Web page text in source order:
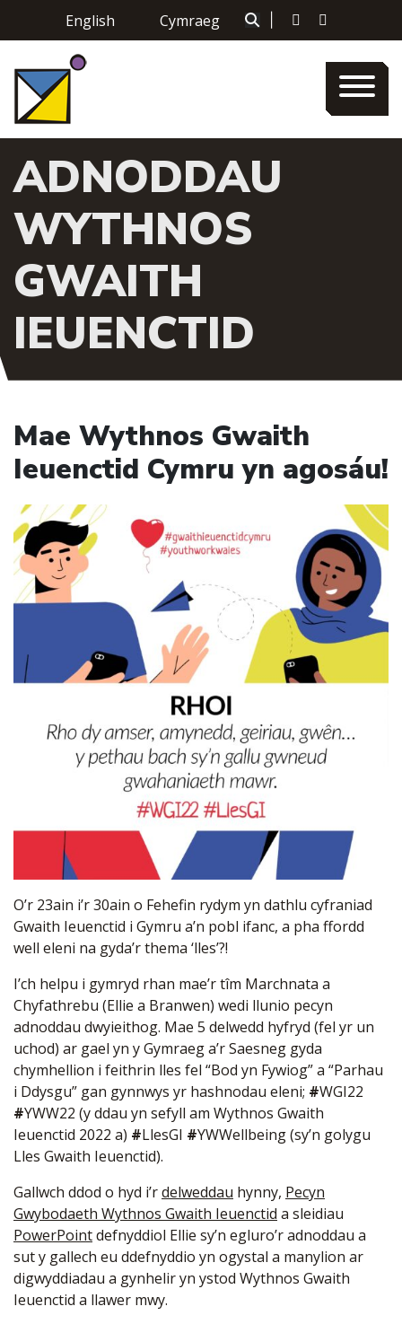
English Cymraeg
ADNODDAU
WYTHNOS
GWAITH
IEUENCTID
Mae Wythnos Gwaith
Ieuenctid Cymru yn agosáu!
O’r 23ain i’r 30ain o Fehefin rydym yn dathlu cyfraniad
Gwaith Ieuenctid i Gymru a’n pobl ifanc, a pha ffordd
well eleni na gyda’r thema ‘lles’?!
I’ch helpu i gymryd rhan mae’r tîm Marchnata a
Chyfathrebu (Ellie a Branwen) wedi llunio pecyn
adnoddau dwyieithog. Mae 5 delwedd hyfryd (fel yr un
uchod) ar gael yn y Gymraeg a’r Saesneg gyda
chymhellion i feithrin lles fel “Bod yn Fywiog” a “Parhau
i Ddysgu” gan gynnwys yr hashnodau eleni; #WGI22
#YWW22 (y ddau yn sefyll am Wythnos Gwaith
Ieuenctid 2022 a) #LlesGI #YWWellbeing (sy’n golygu
Lles Gwaith Ieuenctid).
Gallwch ddod o hyd i’rdelweddau hynny, Pecyn
Gwybodaeth Wythnos Gwaith Ieuenctid a sleidiau
PowerPointdefnyddiol Ellie sy’n egluro’r adnoddau a
sut y gallech eu ddefnyddio yn ogystal a manylion ar
digwyddiadau a gynhelir yn ystod Wythnos Gwaith
Ieuenctid a llawer mwy.